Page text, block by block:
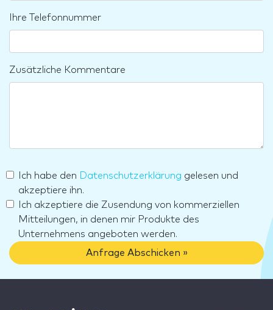
Ihre Telefonnummer
Zusätzliche Kommentare
Ich habe den Datenschutzerklärung gelesen und
akzeptiere ihn.
Ich akzeptiere die Zusendung von kommerziellen
Mitteilungen, in denen mir Produkte des
Unternehmens angeboten werden.
Anfrage Abschicken »